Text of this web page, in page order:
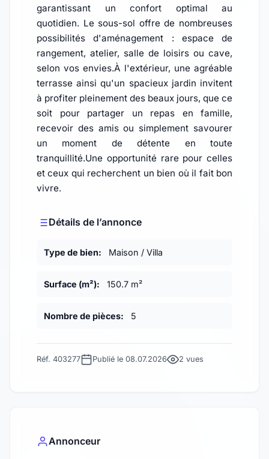
garantissant un confort optimal au
quotidien. Le sous-sol offre de nombreuses
possibilités d'aménagement : espace de
rangement, atelier, salle de loisirs ou cave,
selon vos envies.À l'extérieur, une agréable
terrasse ainsi qu'un spacieux jardin invitent
à profiter pleinement des beaux jours, que ce
soit pour partager un repas en famille,
recevoir des amis ou simplement savourer
un moment de détente en toute
tranquillité.Une opportunité rare pour celles
et ceux qui recherchent un bien où il fait bon
vivre.
Détails de l’annonce
Type de bien: Maison / Villa
Surface (m²): 150.7 m²
Nombre de pièces: 5
Réf. 403277 Publié le 08.07.2026 2 vues
Annonceur